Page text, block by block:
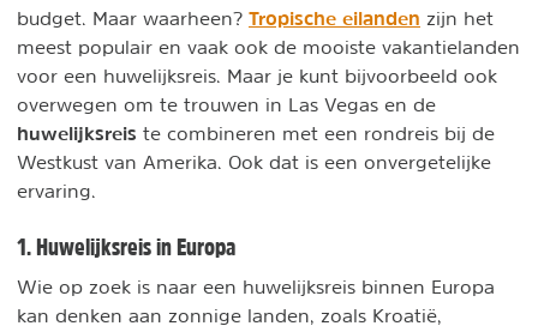
budget. Maar waarheen? Tropische eilanden zijn het
meest populair en vaak ook de mooiste vakantielanden
voor een huwelijksreis. Maar je kunt bijvoorbeeld ook
overwegen om te trouwen in Las Vegas en de
huwelijksreis te combineren met een rondreis bij de
Westkust van Amerika. Ook dat is een onvergetelijke
ervaring.
1. Huwelijksreis in Europa
Wie op zoek is naar een huwelijksreis binnen Europa
kan denken aan zonnige landen, zoals Kroatië,